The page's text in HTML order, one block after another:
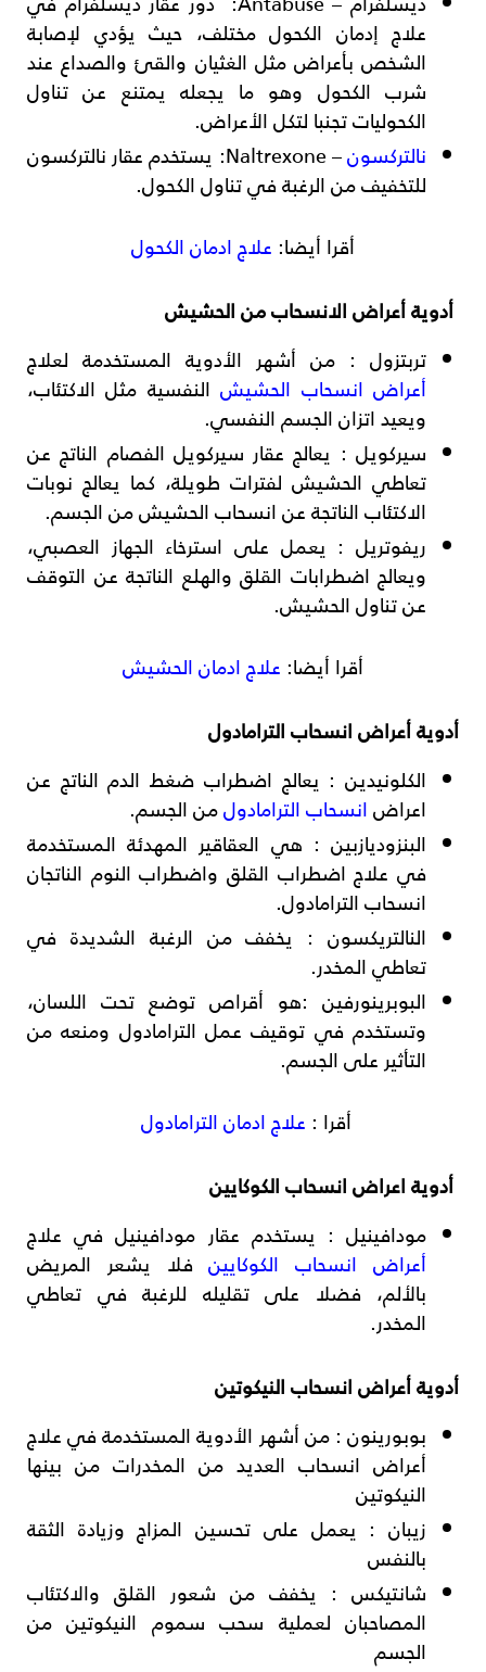
علاج إدمان الكحول مختلف، حيث يؤدي لإصابة
الشخص بأعراض مثل الغثيان والقئ والصداع عند
شرب الكحول وهو ما يجعله يمتنع عن تناول
الكحوليات تجنبا لتكل الأعراض.
نالتركسون– Naltrexone : يستخدم عقار نالتركسون
للتخفيف من الرغبة في تناول الكحول.
أقرا أيضا: علاج ادمان الكحول
أدوية أعراض الانسحاب من الحشيش
تربتزول : من أشهر الأدوية المستخدمة لعلاج
أعراض انسحاب الحشيشالنفسية مثل الاكتئاب،
ويعيد اتزان الجسم النفسي.
سيركويل : يعالج عقار سيركويل الفصام الناتج عن
تعاطي الحشيش لفترات طويلة، كما يعالج نوبات
الاكتئاب الناتجة عن انسحاب الحشيش من الجسم.
ريفوتريل : يعمل على استرخاء الجهاز العصبي،
ويعالج اضطرابات القلق والهلع الناتجة عن التوقف
عن تناول الحشيش.
أقرا أيضا: علاج ادمان الحشيش
أدوية أعراض انسحاب الترامادول
الكلونيدين : يعالج اضطراب ضغط الدم الناتج عن
اعراضانسحاب الترامادولمن الجسم.
البنزوديازبين : هي العقاقير المهدئة المستخدمة
في علاج اضطراب القلق واضطراب النوم الناتجان
انسحاب الترامادول.
النالتريكسون : يخفف من الرغبة الشديدة في
تعاطي المخدر.
البوبرينورفين :هو أقراص توضع تحت اللسان،
وتستخدم في توقيف عمل الترامادول ومنعه من
التأثير على الجسم.
أقرا : علاج ادمان الترامادول
أدوية اعراض انسحاب الكوكايين
مودافينيل : يستخدم عقار مودافينيل في علاج
أعراض انسحاب الكوكايينفلا يشعر المريض
بالألم، فضلا على تقليله للرغبة في تعاطي
المخدر.
أدوية أعراض انسحاب النيكوتين
بوبورينون : من أشهر الأدوية المستخدمة في علاج
أعراض انسحاب العديد من المخدرات من بينها
النيكوتين
زيبان : يعمل على تحسين المزاج وزيادة الثقة
بالنفس
شانتيكس : يخفف من شعور القلق والاكتئاب
المصاحبان لعملية سحب سموم النيكوتين من
الجسم